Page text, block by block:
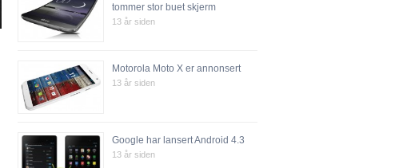
tommer stor buet skjerm
13 år siden
Motorola Moto X er annonsert
13 år siden
Google har lansert Android 4.3
13 år siden